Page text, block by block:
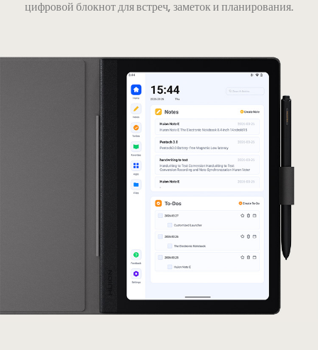
цифровой блокнот для встреч, заметок и планирования.